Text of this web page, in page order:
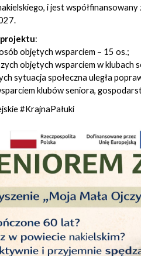
i jest
:
objętych wsparciem – 15 os.;
objętych wsparciem w
sytuacja społeczna uległa
klubów seniora,
#KrajnaPałuki